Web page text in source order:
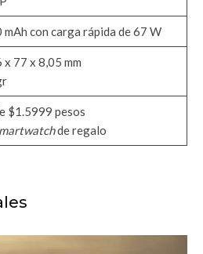
mAh con carga rápida de 67 W
x 77 x 8,05 mm
$1.5999 pesos
de regalo